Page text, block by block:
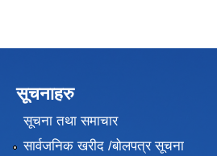
सूचनाहरु
सूचना तथा समाचार
सार्वजनिक खरीद /बोलपत्र सूचना